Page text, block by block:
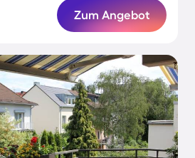
Zum Angebot